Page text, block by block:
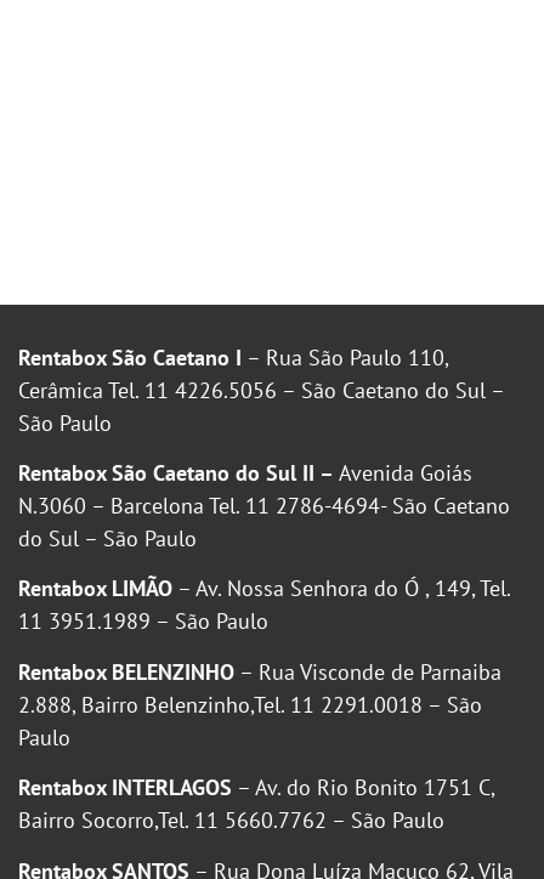
Rentabox São Caetano I – Rua São Paulo 110,
Cerâmica Tel. 11 4226.5056 – São Caetano do Sul –
São Paulo
Rentabox São Caetano do Sul II – Avenida Goiás
N.3060 – Barcelona Tel. 11 2786-4694- São Caetano
do Sul – São Paulo
Rentabox LIMÃO – Av. Nossa Senhora do Ó , 149, Tel.
11 3951.1989 – São Paulo
Rentabox BELENZINHO – Rua Visconde de Parnaiba
2.888, Bairro Belenzinho,Tel. 11 2291.0018 – São
Paulo
Rentabox INTERLAGOS – Av. do Rio Bonito 1751 C,
Bairro Socorro,Tel. 11 5660.7762 – São Paulo
Rentabox SANTOS – Rua Dona Luíza Macuco 62, Vila